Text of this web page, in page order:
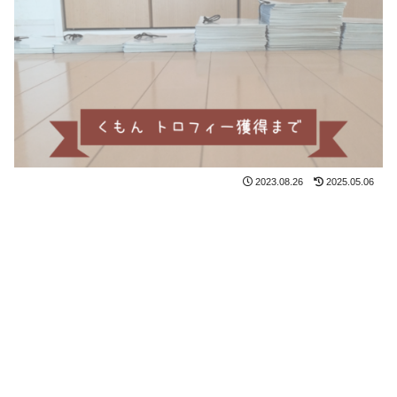
2023.08.26 2025.05.06